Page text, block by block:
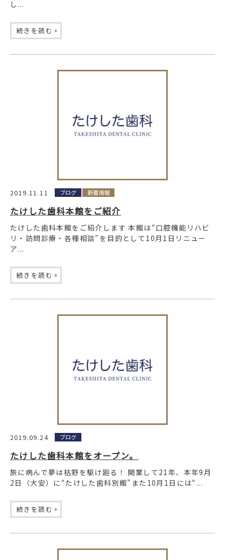
し...
続きを読む »
2019.11.11 ブログ 新着情報
たけした歯科本館をご紹介
たけした歯科本館をご紹介します 本館は“口腔機能リハビ
リ・訪問診療・各種相談”を目的として10月1日リニュー
ア...
続きを読む »
2019.09.24 ブログ
たけした歯科本館をオープン。
旅に病んで夢は枯野を駆け廻る！ 開業して21年、本年9月
2日（大安）に“たけした歯科別館”また10月1日には“...
続きを読む »